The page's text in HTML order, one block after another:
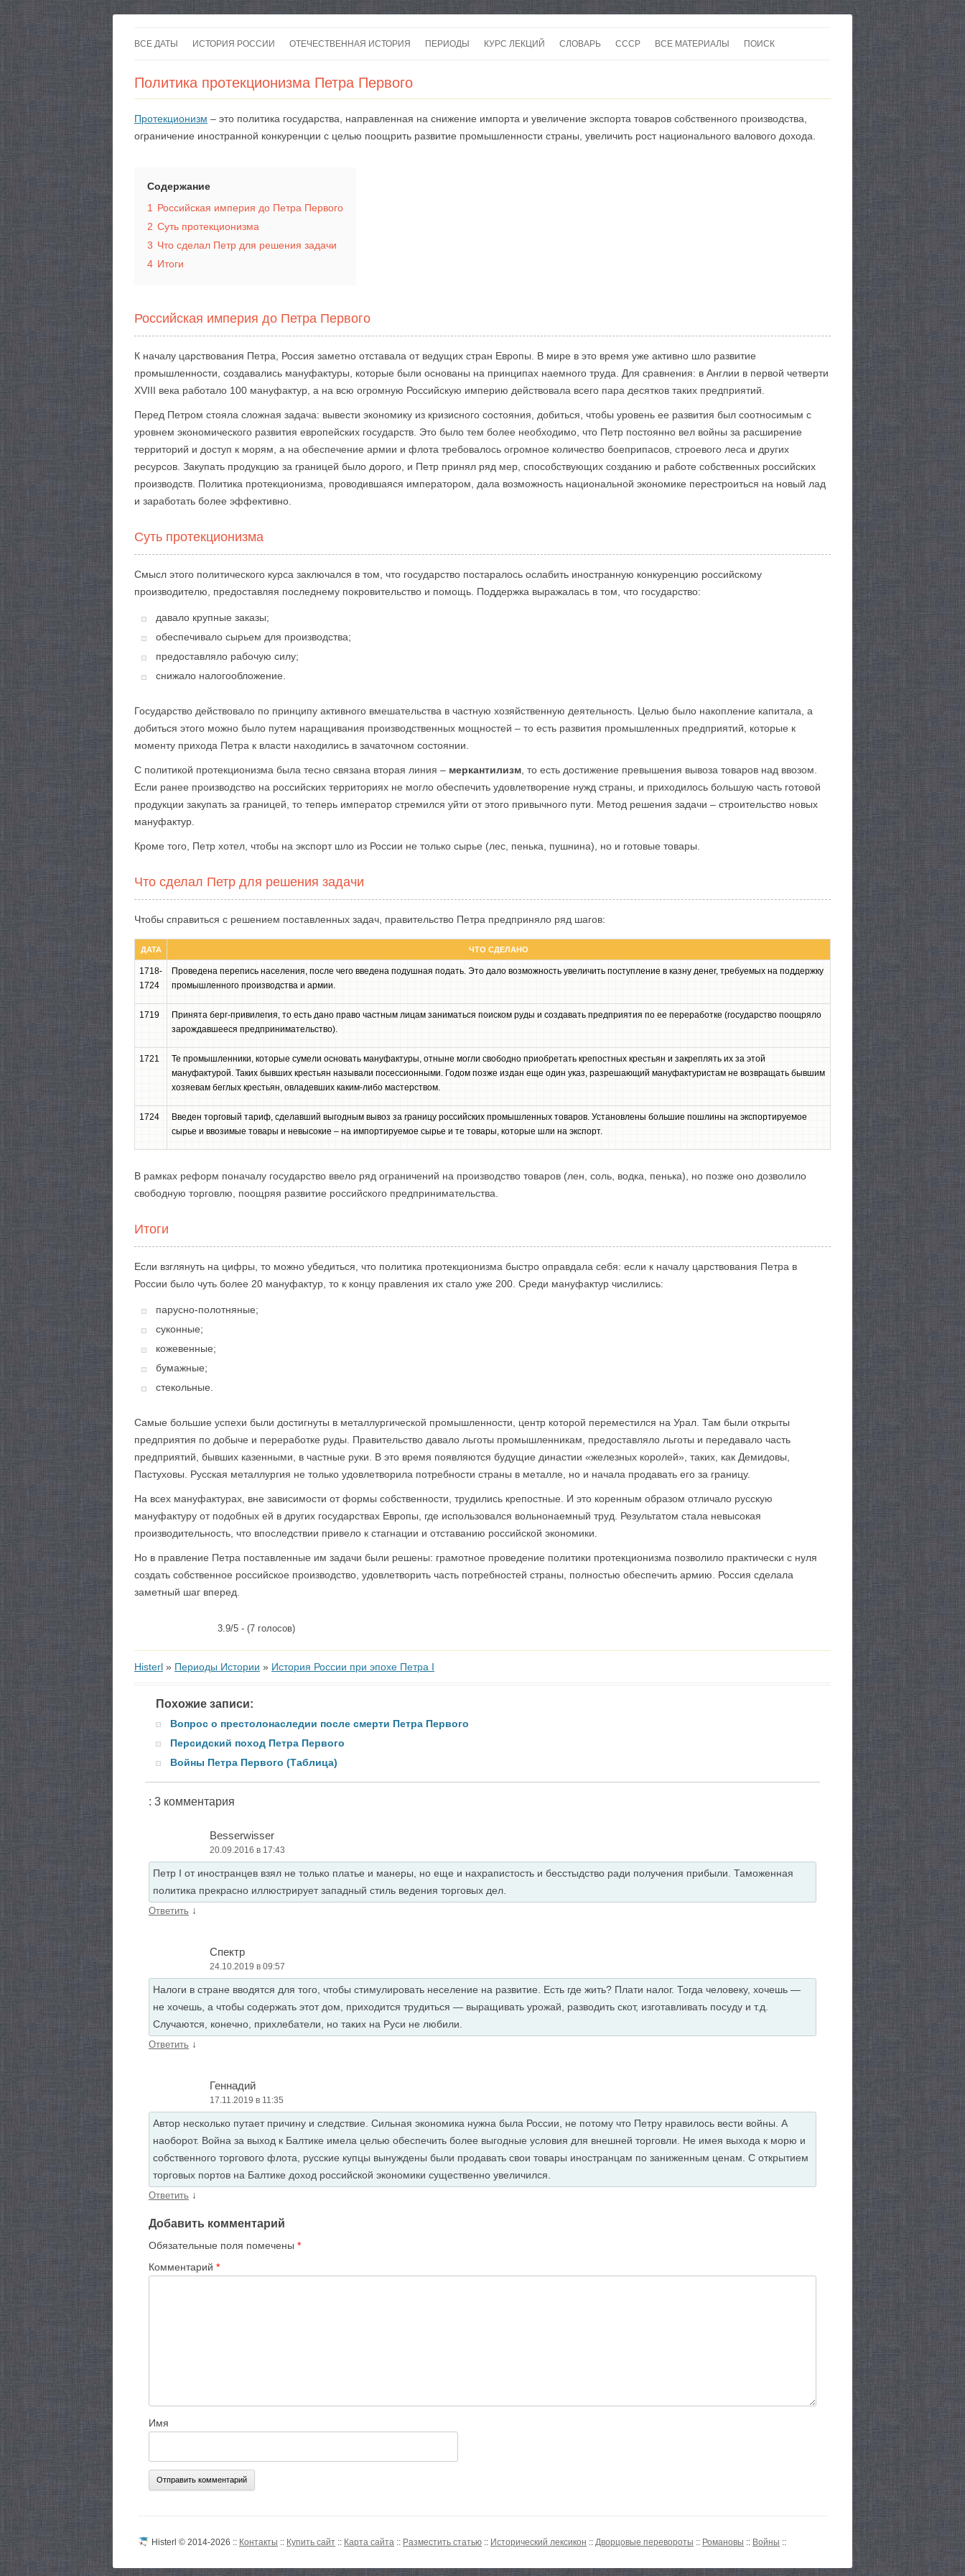
к
ВСЕ ДАТЫ ИСТОРИЯ РОССИИ ОТЕЧЕСТВЕННАЯ ИСТОРИЯ ПЕРИОДЫ КУРС ЛЕКЦИЙ СЛОВАРЬ СССР
ВОЙНЫ
ВСЕ МАТЕРИАЛЫ
КАРТЫ
ПОИСК
Политика протекционизма Петра Первого
Протекционизм – это политика государства, направленная на снижение импорта и увеличение экспорта товаров собственного производства,
ограничение иностранной конкуренции с целью поощрить развитие промышленности страны, увеличить рост национального валового дохода.
Содержание
1
Российская империя до Петра Первого
2 Суть протекционизма
3 Что сделал Петр для решения задачи
4 Итоги
Российская империя до Петра Первого
К началу царствования Петра, Россия заметно отставала от ведущих стран Европы. В мире в это время уже активно шло развитие
промышленности, создавались мануфактуры, которые были основаны на принципах наемного труда. Для сравнения: в Англии в первой четверти
XVIII века работало 100 мануфактур, а на всю огромную Российскую империю действовала всего пара десятков таких предприятий.
Перед Петром стояла сложная задача: вывести экономику из кризисного состояния, добиться, чтобы уровень ее развития был соотносимым с
уровнем экономического развития европейских государств. Это было тем более необходимо, что Петр постоянно вел войны за расширение
территорий и доступ к морям, а на обеспечение армии и флота требовалось огромное количество боеприпасов, строевого леса и других
ресурсов. Закупать продукцию за границей было дорого, и Петр принял ряд мер, способствующих созданию и работе собственных российских
производств. Политика протекционизма, проводившаяся императором, дала возможность национальной экономике перестроиться на новый лад
и заработать более эффективно.
Суть протекционизма
Смысл этого политического курса заключался в том, что государство постаралось ослабить иностранную конкуренцию российскому
производителю, предоставляя последнему покровительство и помощь. Поддержка выражалась в том, что государство:
давало крупные заказы;
обеспечивало сырьем для производства;
предоставляло рабочую силу;
снижало налогообложение.
Государство действовало по принципу активного вмешательства в частную хозяйственную деятельность. Целью было накопление капитала, а
добиться этого можно было путем наращивания производственных мощностей – то есть развития промышленных предприятий, которые к
моменту прихода Петра к власти находились в зачаточном состоянии.
С политикой протекционизма была тесно связана вторая линия – меркантилизм , то есть достижение превышения вывоза товаров над ввозом.
Если ранее производство на российских территориях не могло обеспечить удовлетворение нужд страны, и приходилось большую часть готовой
продукции закупать за границей, то теперь император стремился уйти от этого привычного пути. Метод решения задачи – строительство новых
мануфактур.
Кроме того, Петр хотел, чтобы на экспорт шло из России не только сырье (лес, пенька, пушнина), но и готовые товары.
Что сделал Петр для решения задачи
Чтобы справиться с решением поставленных задач, правительство Петра предприняло ряд шагов:
ДАТА ЧТО СДЕЛАНО
1718-
1724
Проведена перепись населения, после чего введена подушная подать. Это дало возможность увеличить поступление в казну денег, требуемых на поддержку
промышленного производства и армии.
1719
Принята берг-привилегия, то есть дано право частным лицам заниматься поиском руды и создавать предприятия по ее переработке (государство поощряло
зарождавшееся предпринимательство).
1721
Те промышленники, которые сумели основать мануфактуры, отныне могли свободно приобретать крепостных крестьян и закреплять их за этой
мануфактурой. Таких бывших крестьян называли посессионными. Годом позже издан еще один указ, разрешающий мануфактуристам не возвращать бывшим
хозяевам беглых крестьян, овладевших каким-либо мастерством.
1724
Введен торговый тариф, сделавший выгодным вывоз за границу российских промышленных товаров. Установлены большие пошлины на экспортируемое
сырье и ввозимые товары и невысокие – на импортируемое сырье и те товары, которые шли на экспорт.
В рамках реформ поначалу государство ввело ряд ограничений на производство товаров (лен, соль, водка, пенька), но позже оно дозволило
свободную торговлю, поощряя развитие российского предпринимательства.
Итоги
Если взглянуть на цифры, то можно убедиться, что политика протекционизма быстро оправдала себя: если к началу царствования Петра в
России было чуть более 20 мануфактур, то к концу правления их стало уже 200. Среди мануфактур числились:
парусно-полотняные;
суконные;
кожевенные;
бумажные;
стекольные.
Самые большие успехи были достигнуты в металлургической промышленности, центр которой переместился на Урал. Там были открыты
предприятия по добыче и переработке руды. Правительство давало льготы промышленникам, предоставляло льготы и передавало часть
предприятий, бывших казенными, в частные руки. В это время появляются будущие династии «железных королей», таких, как Демидовы,
Пастуховы. Русская металлургия не только удовлетворила потребности страны в металле, но и начала продавать его за границу.
На всех мануфактурах, вне зависимости от формы собственности, трудились крепостные. И это коренным образом отличало русскую
мануфактуру от подобных ей в других государствах Европы, где использовался вольнонаемный труд. Результатом стала невысокая
производительность, что впоследствии привело к стагнации и отставанию российской экономики.
Но в правление Петра поставленные им задачи были решены: грамотное проведение политики протекционизма позволило практически с нуля
создать собственное российское производство, удовлетворить часть потребностей страны, полностью обеспечить армию. Россия сделала
заметный шаг вперед.
3.9/5 - (7 голосов)
Histerl » Периоды Истории » История России при эпохе Петра I
Похожие записи:
Вопрос о престолонаследии после смерти Петра Первого
Персидский поход Петра Первого
Войны Петра Первого (Таблица)
: 3 комментария
Besserwisser
20.09.2016 в 17:43
Петр I от иностранцев взял не только платье и манеры, но еще и нахрапистость и бесстыдство ради получения прибыли. Таможенная
политика прекрасно иллюстрирует западный стиль ведения торговых дел.
Ответить ↓
Спектр
24.10.2019 в 09:57
Налоги в стране вводятся для того, чтобы стимулировать неселение на развитие. Есть где жить? Плати налог. Тогда человеку, хочешь —
не хочешь, а чтобы содержать этот дом, приходится трудиться — выращивать урожай, разводить скот, изготавливать посуду и т.д.
Случаются, конечно, прихлебатели, но таких на Руси не любили.
Ответить ↓
Геннадий
17.11.2019 в 11:35
Автор несколько путает причину и следствие. Сильная экономика нужна была России, не потому что Петру нравилось вести войны. А
наоборот. Война за выход к Балтике имела целью обеспечить более выгодные условия для внешней торговли. Не имея выхода к морю и
собственного торгового флота, русские купцы вынуждены были продавать свои товары иностранцам по заниженным ценам. С открытием
торговых портов на Балтике доход российской экономики существенно увеличился.
Ответить ↓
Добавить комментарий
Обязательные поля помечены *
Комментарий *
Имя
Histerl © 2014-2026 :: Контакты :: Купить сайт :: Карта сайта :: Разместить статью :: Исторический лексикон :: Дворцовые перевороты :: Романовы :: Войны ::